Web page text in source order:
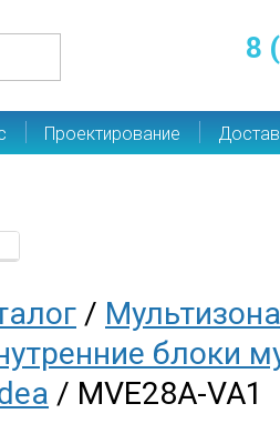
8
Проектирование
/
блоки
/ MVE28A-VA1